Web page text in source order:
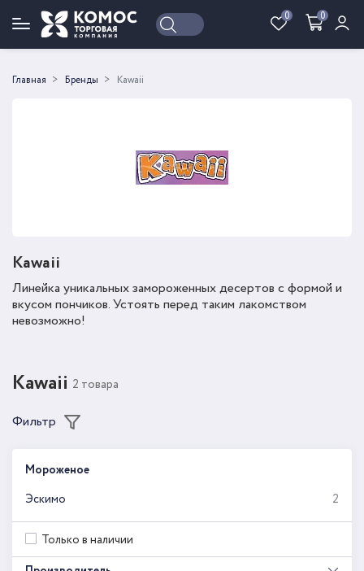
0 0
Войти Регистрация
Главная Бренды Kawaii
Kawaii
Линейка уникальных замороженных десертов с формой и
вкусом пончиков. Устоять перед таким лакомством
невозможно!
Kawaii 2 товара
Фильтр
Мороженое
Эскимо
2
Только в наличии